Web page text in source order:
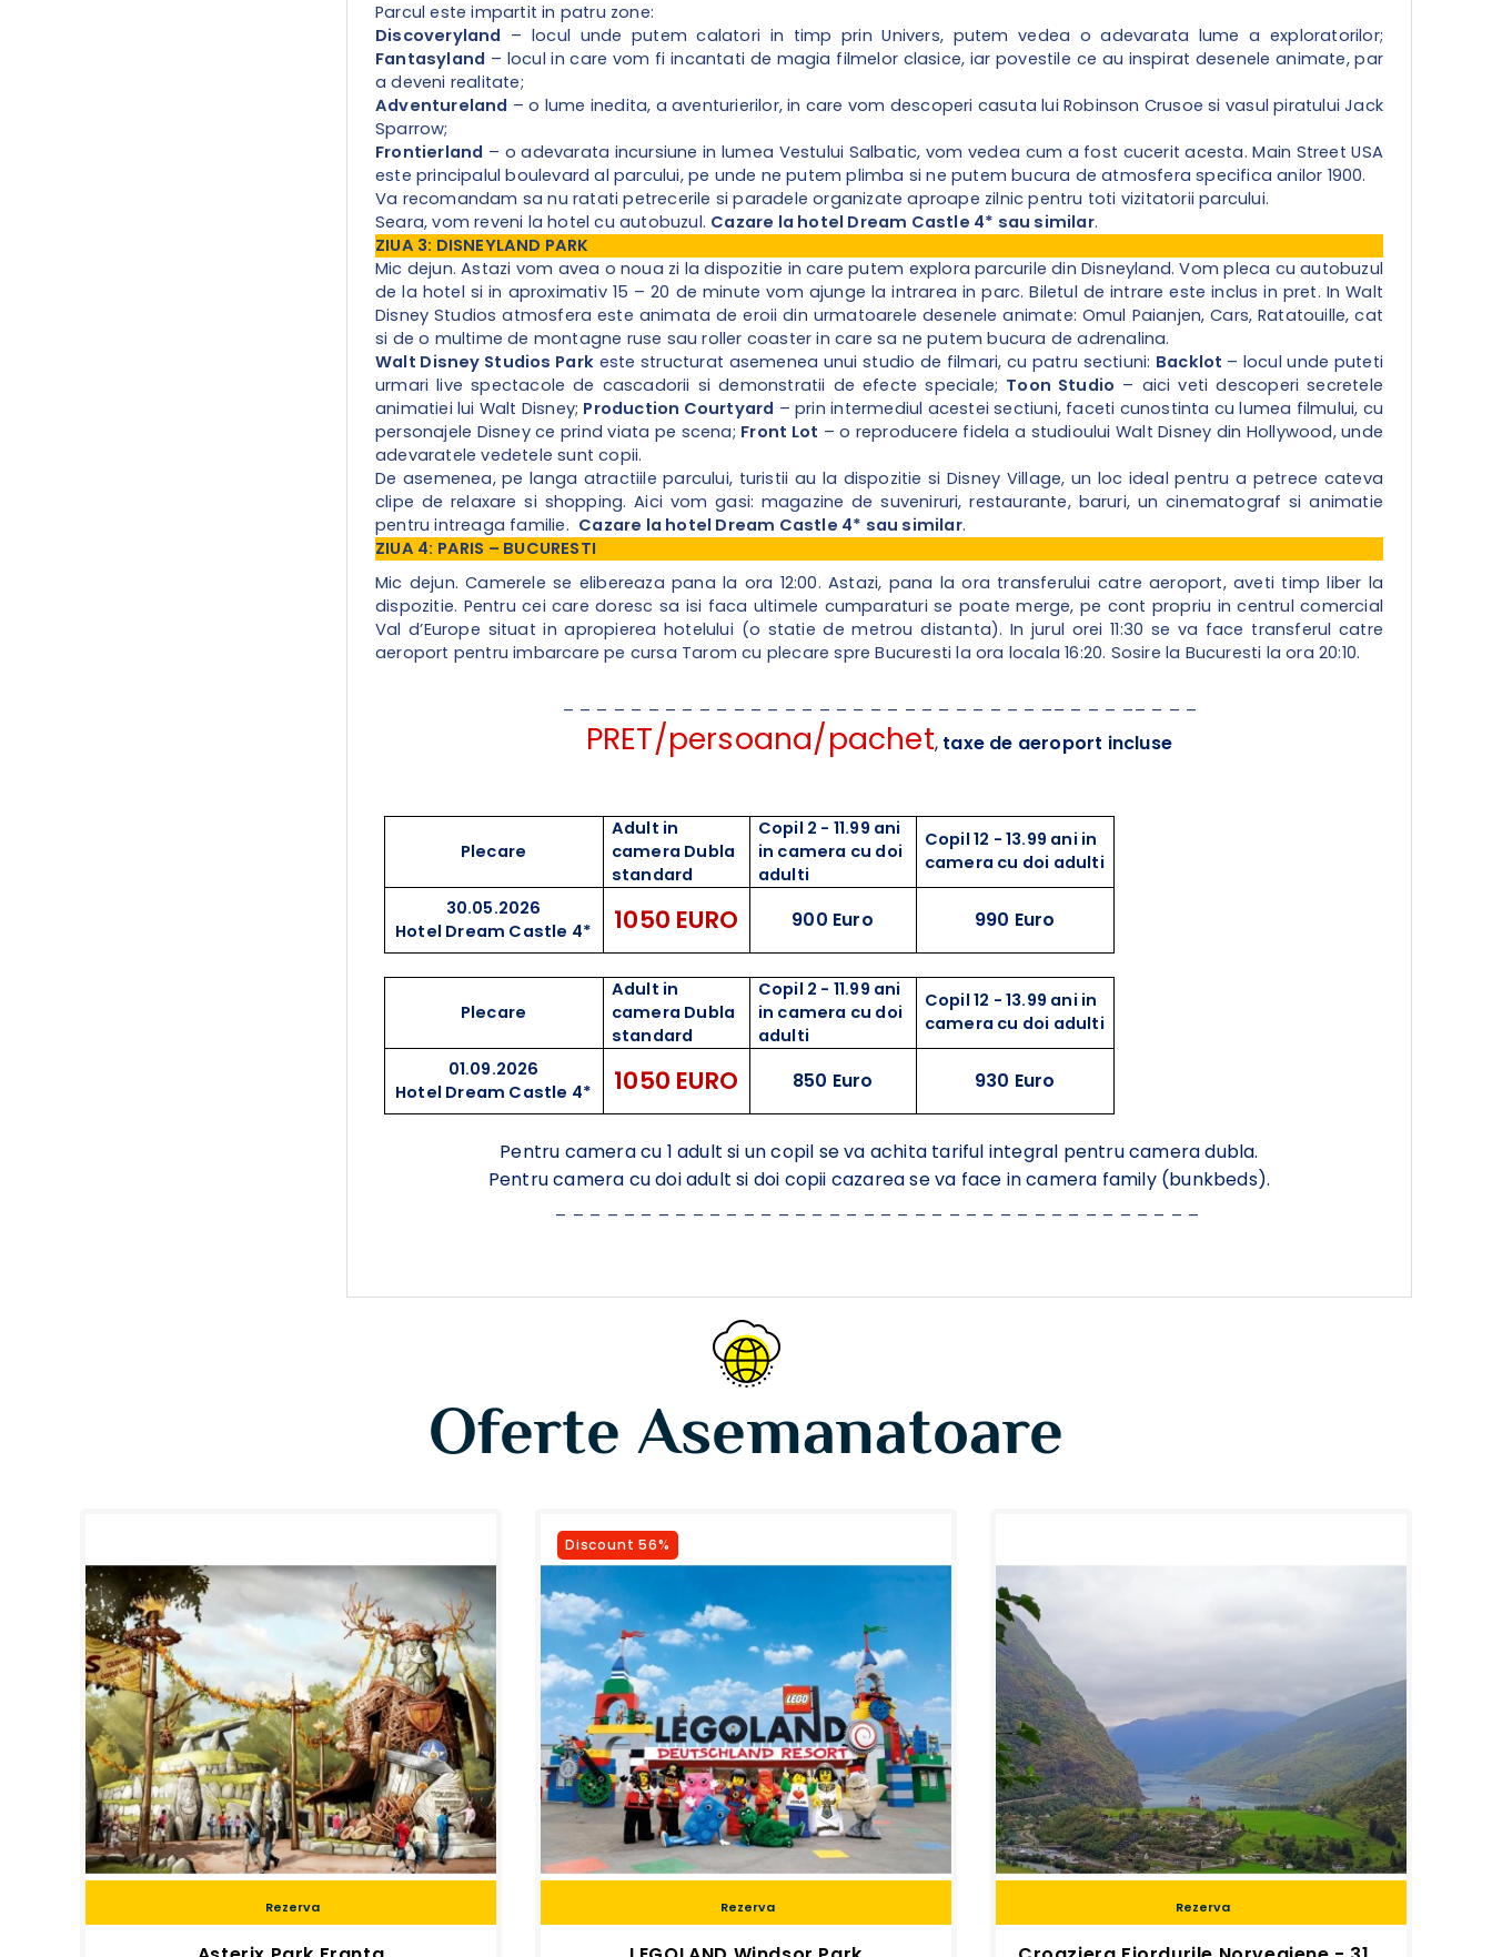
Parcul este impartit in patru zone:
Discoveryland – locul unde putem calatori in timp prin Univers, putem vedea o adevarata lume a exploratorilor;
Fantasyland – locul in care vom fi incantati de magia filmelor clasice, iar povestile ce au inspirat desenele animate, par
a deveni realitate;
Adventureland – o lume inedita, a aventurierilor, in care vom descoperi casuta lui Robinson Crusoe si vasul piratului Jack
Sparrow;
Frontierland – o adevarata incursiune in lumea Vestului Salbatic, vom vedea cum a fost cucerit acesta. Main Street USA
este principalul boulevard al parcului, pe unde ne putem plimba si ne putem bucura de atmosfera specifica anilor 1900.
Va recomandam sa nu ratati petrecerile si paradele organizate aproape zilnic pentru toti vizitatorii parcului.
Seara, vom reveni la hotel cu autobuzul. Cazare la hotel Dream Castle 4* sau similar.
ZIUA 3: DISNEYLAND PARK
Mic dejun.Astazi vom avea o noua zi la dispozitie in care putem explora parcurile din Disneyland. Vom pleca cu autobuzul
de la hotel si in aproximativ 15 – 20 de minute vom ajunge la intrarea in parc. Biletul de intrare este inclus in pret. In Walt
Disney Studios atmosfera este animata de eroii din urmatoarele desenele animate: Omul Paianjen, Cars, Ratatouille, cat
si de o multime de montagne ruse sau roller coaster in care sa ne putem bucura de adrenalina.
Walt Disney Studios Parkeste structurat asemenea unui studio de filmari, cu patru sectiuni: Backlot – locul unde puteti
urmari live spectacole de cascadorii si demonstratii de efecte speciale; Toon Studio – aici veti descoperi secretele
animatiei lui Walt Disney; Production Courtyard – prin intermediul acestei sectiuni, faceti cunostinta cu lumea filmului, cu
personajele Disney ce prind viata pe scena; Front Lot – o reproducere fidela a studioului Walt Disney din Hollywood, unde
adevaratele vedetele sunt copii.
De asemenea, pe langa atractiile parcului, turistii au la dispozitie si Disney Village, un loc ideal pentru a petrece cateva
clipe de relaxare si shopping. Aici vom gasi: magazine de suveniruri, restaurante, baruri, un cinematograf si animatie
pentru intreaga familie. Cazare la hotel Dream Castle 4* sau similar.
ZIUA 4: PARIS – BUCURESTI
Mic dejun.Camerele se elibereaza pana la ora 12:00. Astazi, pana la ora transferului catre aeroport, aveti timp liber la
dispozitie. Pentru cei care doresc sa isi faca ultimele cumparaturi se poate merge, pe cont propriu in centrul comercial
Val d’Europe situat in apropierea hotelului (o statie de metrou distanta). In jurul orei 11:30 se va face transferul catre
aeroport pentru imbarcare pe cursa Tarom cu plecare spre Bucuresti la ora locala 16:20. Sosire la Bucuresti la ora 20:10.
PRET/persoana/pachet, taxe de aeroport incluse
Plecare
Adult in
camera Dubla
standard
Copil 2 - 11.99 ani
in camera cu doi
adulti
Copil 12 - 13.99 ani in
camera cu doi adulti
30.05.2026
Hotel Dream Castle 4*
1050 EURO 900 Euro 990 Euro
Plecare
Adult in
camera Dubla
standard
Copil 2 - 11.99 ani
in camera cu doi
adulti
Copil 12 - 13.99 ani in
camera cu doi adulti
01.09.2026
Hotel Dream Castle 4*
1050 EURO 850 Euro 930 Euro
Pentru camera cu 1 adult si un copil se va achita tariful integral pentru camera dubla.
Pentru camera cu doi adult si doi copii cazarea se va face in camera family (bunkbeds).
Oferte Asemanatoare
Rezerva Rezerva
Discount 56%
Rezerva